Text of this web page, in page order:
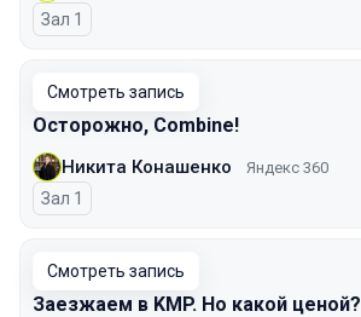
Зал 1
Смотреть запись
Осторожно, Combine!
Никита Конашенко Яндекс 360
Зал 1
Смотреть запись
Заезжаем в KMP. Но какой ценой?